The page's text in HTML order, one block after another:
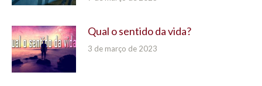
Qual o sentido da vida?
3 de março de 2023